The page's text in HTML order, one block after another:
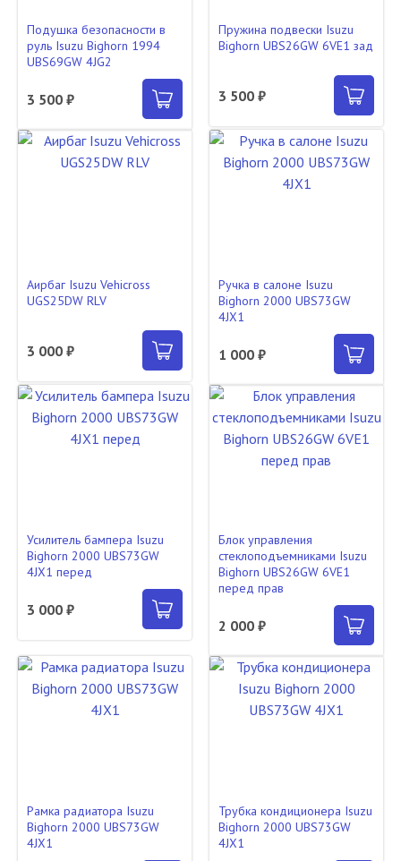
Подушка безопасности в
руль Isuzu Bighorn 1994
UBS69GW 4JG2
3 500 ₽
Пружина подвески Isuzu
Bighorn UBS26GW 6VE1 зад
3 500 ₽
Аирбаг Isuzu Vehicross
UGS25DW RLV
3 000 ₽
Ручка в салоне Isuzu
Bighorn 2000 UBS73GW
4JX1
1 000 ₽
Усилитель бампера Isuzu
Bighorn 2000 UBS73GW
4JX1 перед
3 000 ₽
Блок управления
стеклоподъемниками Isuzu
Bighorn UBS26GW 6VE1
перед прав
2 000 ₽
Рамка радиатора Isuzu
Bighorn 2000 UBS73GW
4JX1
Трубка кондиционера Isuzu
Bighorn 2000 UBS73GW
4JX1